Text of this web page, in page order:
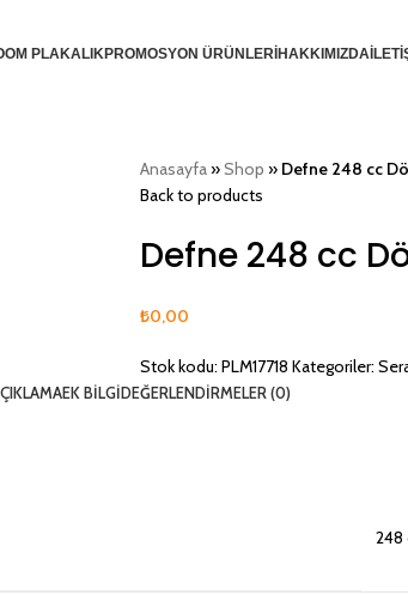
PLAKALIKPROMOSYON ÜRÜNLERİ HAKKIMIZDA
Anasayfa»Shop » Defne 248 cc
Back to products
Defne 248 cc
₺0,00
Stok kodu: PLM17718 Kategoriler:
EK BILGIDEĞERLENDIRMELER (0)
248